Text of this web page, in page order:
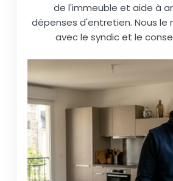
de l'immeuble et aide à
dépenses d'entretien. Nous le
avec le syndic et le